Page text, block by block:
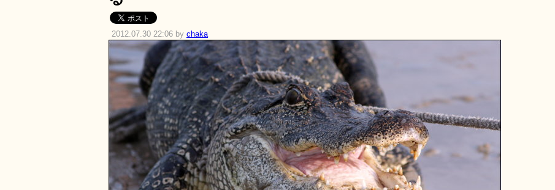
2012.07.30 22:06 by chaka